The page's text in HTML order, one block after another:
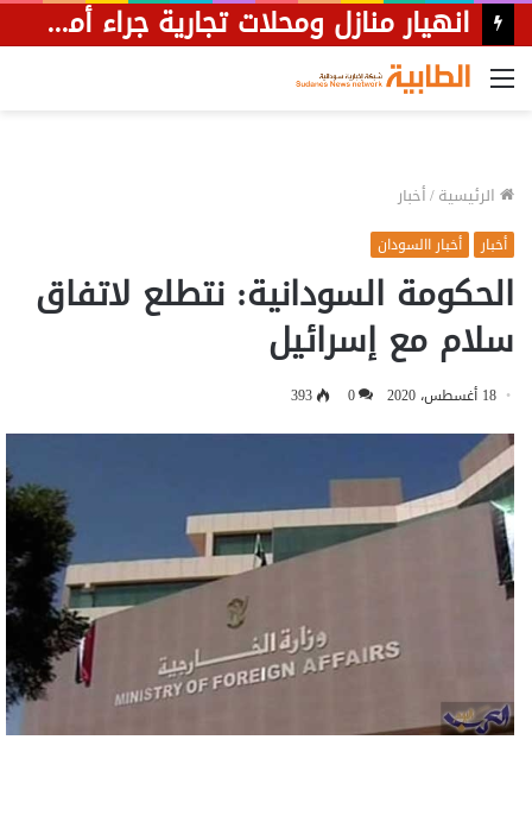
القائمة
الرئيسية/أخبار
أخبار أخبار االسودان
الحكومة السودانية: نتطلع لاتفاق
سلام مع إسرائيل
18 أغسطس، 2020 0
393